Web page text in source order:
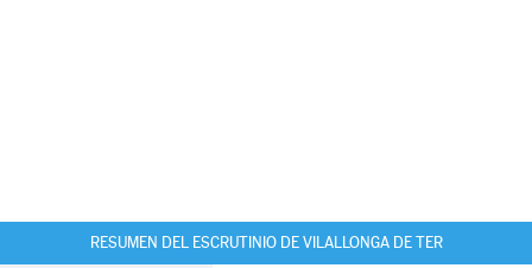
RESUMEN DEL ESCRUTINIO DE VILALLONGA DE TER